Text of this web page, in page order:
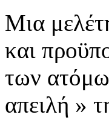
Μια
και
των
απειλή »